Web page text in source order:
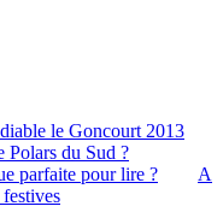
le Goncourt 2013
Polars du Sud ?
parfaite pour lire ?
A